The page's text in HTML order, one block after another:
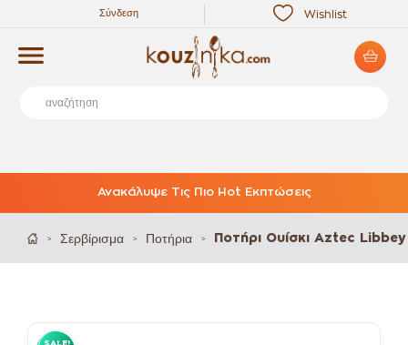
Wishlist
Σύνδεση
Ανακάλυψε Τις Πιο Hot Εκπτώσεις
> Σερβίρισμα > Ποτήρια > Ποτήρι Ουίσκι Aztec